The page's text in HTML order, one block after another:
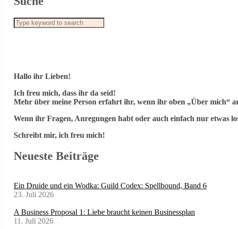
Hallo ihr Lieben!
Ich freu mich, dass ihr da seid!
Mehr über meine Person erfahrt ihr, wenn ihr oben „Über mich“
Wenn ihr Fragen, Anregungen habt oder auch einfach nur etwas
Schreibt mir, ich freu mich!
Neueste Beiträge
Ein Druide und ein Wodka: Guild Codex: Spellbound, Band 6
23. Juli 2026
A Business Proposal 1: Liebe braucht keinen Businessplan
11. Juli 2026